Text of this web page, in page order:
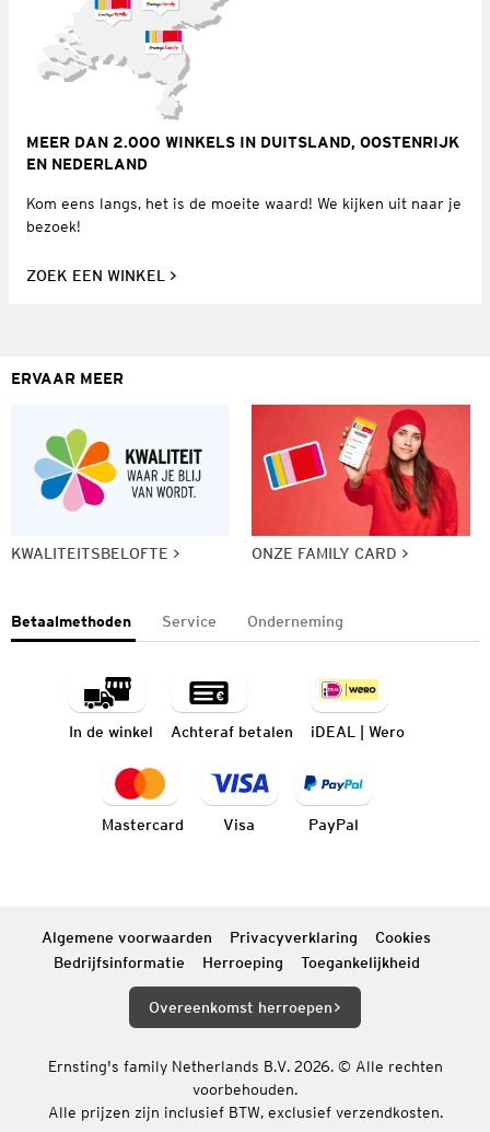
MEER DAN 2.000 WINKELS IN DUITSLAND, OOSTENRIJK
EN NEDERLAND
Kom eens langs, het is de moeite waard! We kijken uit naar je
bezoek!
ZOEK EEN WINKEL
ERVAAR MEER
KWALITEITSBELOFTE ONZE FAMILY CARD
Betaalmethoden Service Onderneming
In de winkel Achteraf betalen iDEAL | Wero
Mastercard Visa PayPal
Algemene voorwaarden Privacyverklaring
Cookies
Bedrijfsinformatie
Herroeping Toegankelijkheid
Overeenkomst herroepen
Ernsting's family Netherlands B.V. 2026. © Alle rechten
voorbehouden.
Alle prijzen zijn inclusief BTW, exclusief verzendkosten.